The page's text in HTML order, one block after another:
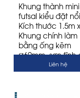
Khung thành mini
futsal kiểu đặt nổi.
Kích thước 1.5m
Khung chính làm
bằng ống kẽm
Ø60mm, sơn tĩnh
màu trắngLiên hệ